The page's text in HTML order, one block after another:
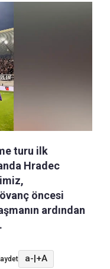
turu ilk
Hradec
öncesi
ardından
a-|+A